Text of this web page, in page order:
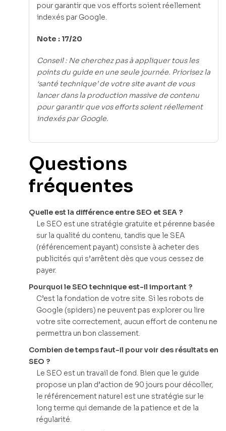
pour garantir que vos efforts soient réellement
indexés par Google.
Note : 17/20
Conseil : Ne cherchez pas à appliquer tous les
points du guide en une seule journée. Priorisez la
‘santé technique’ de votre site avant de vous
lancer dans la production massive de contenu
pour garantir que vos efforts soient réellement
indexés par Google.
Questions
fréquentes
Quelle est la différence entre SEO et SEA ?
Le SEO est une stratégie gratuite et pérenne basée
sur la qualité du contenu, tandis que le SEA
(référencement payant) consiste à acheter des
publicités qui s’arrêtent dès que vous cessez de
payer.
Pourquoi le SEO technique est-il important ?
C’est la fondation de votre site. Si les robots de
Google (spiders) ne peuvent pas explorer ou lire
votre site correctement, aucun effort de contenu ne
permettra un bon classement.
Combien de temps faut-il pour voir des résultats en
SEO ?
Le SEO est un travail de fond. Bien que le guide
propose un plan d’action de 90 jours pour décoller,
le référencement naturel est une stratégie sur le
long terme qui demande de la patience et de la
régularité.